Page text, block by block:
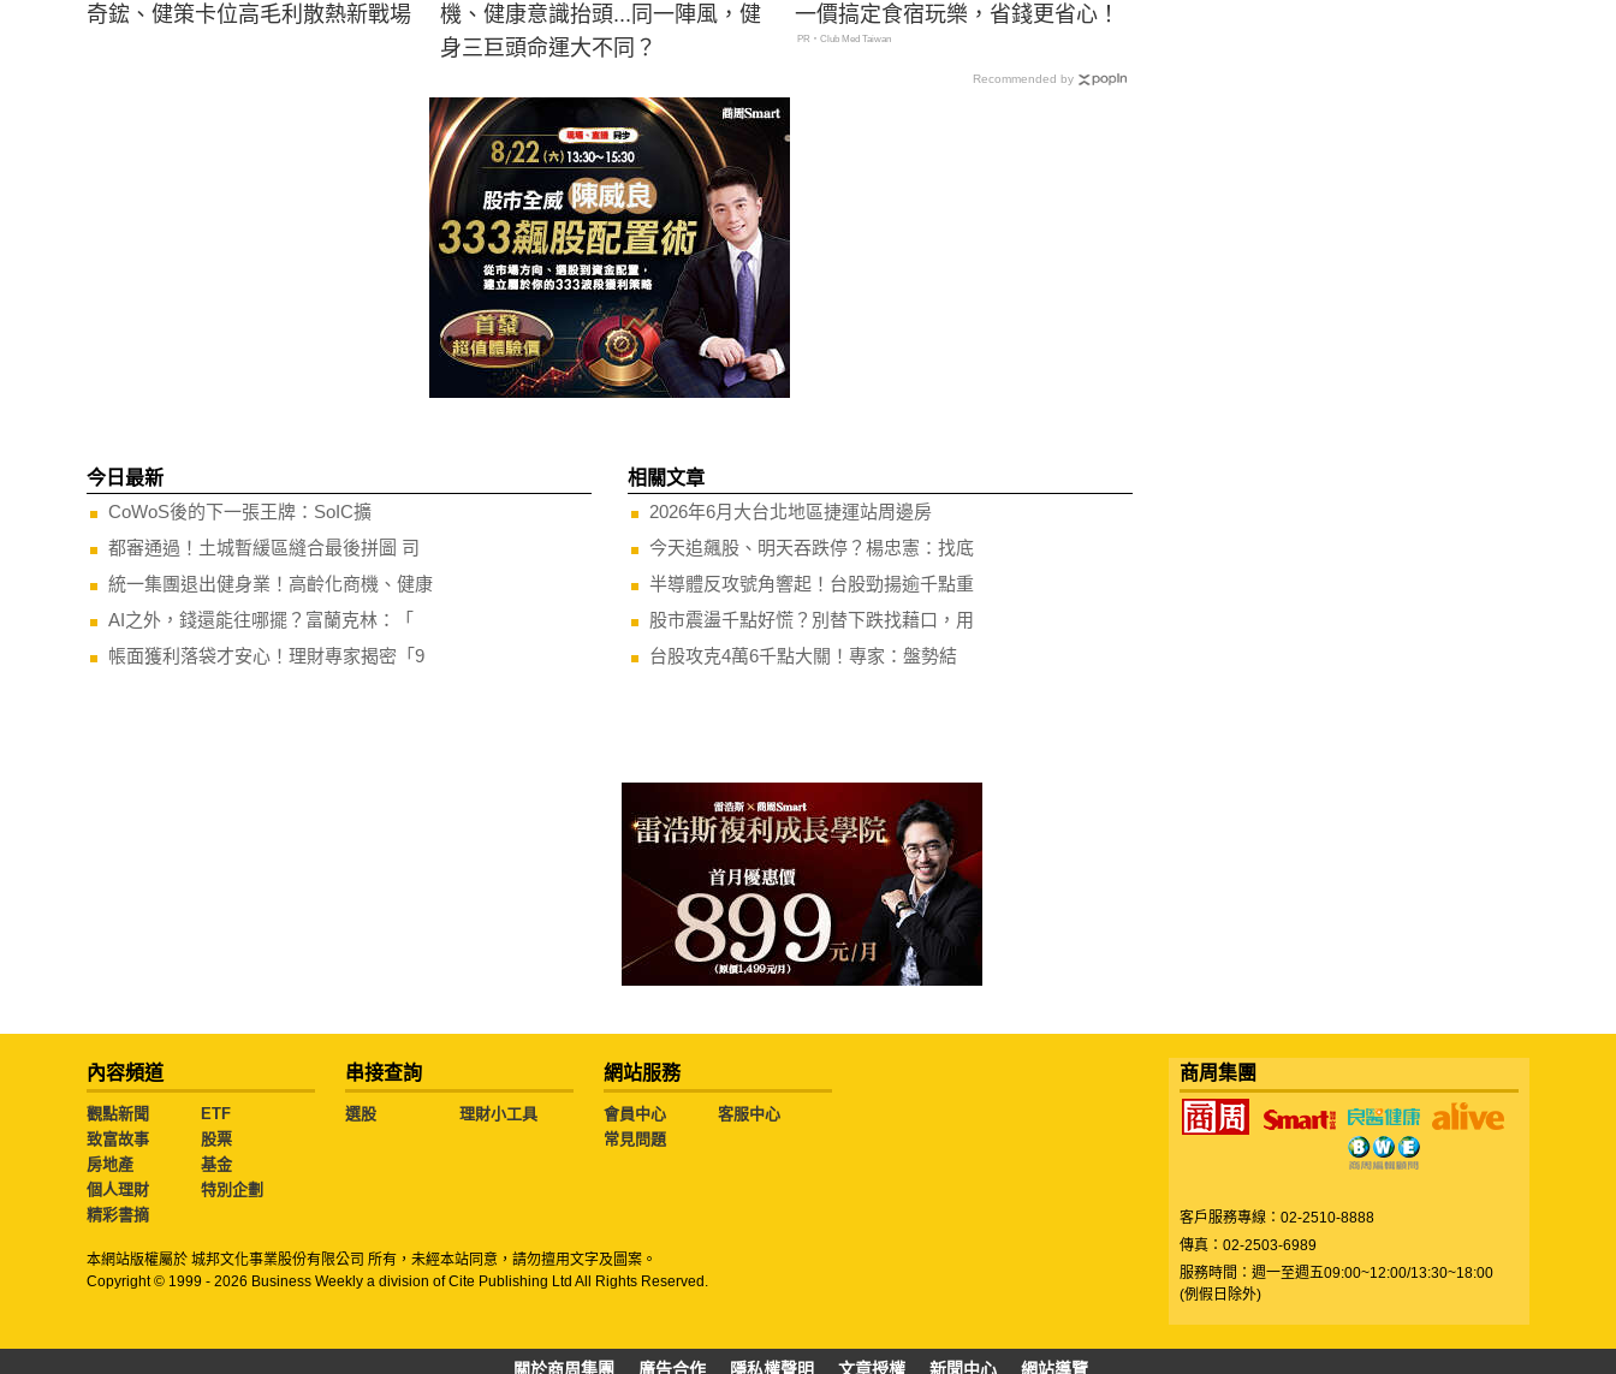
奇鋐、健策卡位高毛利散熱新戰場
機、健康意識抬頭...同一陣風，健
身三巨頭命運大不同？
一價搞定食宿玩樂，省錢更省心！
PR・Club Med Taiwan
Recommended by
今日最新
CoWoS後的下一張王牌：SoIC擴
都審通過！土城暫緩區縫合最後拼圖 司
統一集團退出健身業！高齡化商機、健康
AI之外，錢還能往哪擺？富蘭克林：「
帳面獲利落袋才安心！理財專家揭密「9
相關文章
2026年6月大台北地區捷運站周邊房
今天追飆股、明天吞跌停？楊忠憲：找底
半導體反攻號角響起！台股勁揚逾千點重
股市震盪千點好慌？別替下跌找藉口，用
台股攻克4萬6千點大關！專家：盤勢結
內容頻道
觀點新聞
ETF
致富故事
股票
房地產
基金
個人理財
特別企劃
精彩書摘
串接查詢
選股 理財小工具
網站服務
會員中心
客服中心
常見問題
本網站版權屬於 城邦文化事業股份有限公司 所有，未經本站同意，請勿擅用文字及圖案。
Copyright © 1999 - 2026 Business Weekly a division of Cite Publishing Ltd All Rights Reserved.
商周集團
客戶服務專線：02-2510-8888
傳真：02-2503-6989
服務時間：週一至週五09:00~12:00/13:30~18:00
(例假日除外)
關於商周集團 廣告合作 隱私權聲明 文章授權 新聞中心 網站導覽